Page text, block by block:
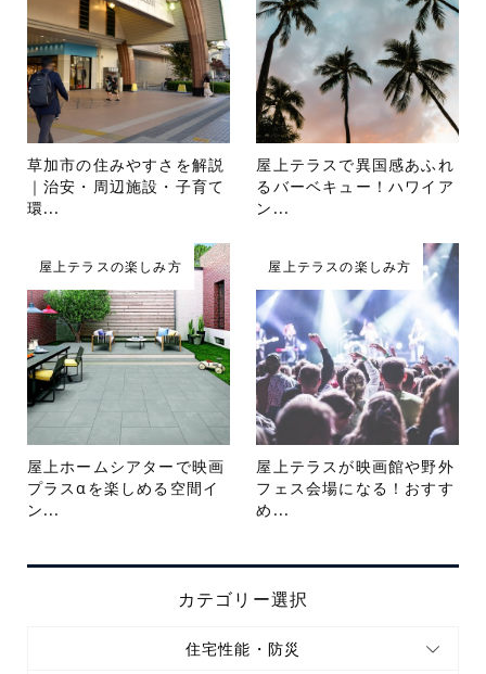
草加市の住みやすさを解説
｜治安・周辺施設・子育て
環...
屋上テラスで異国感あふれ
るバーベキュー！ハワイア
ン...
屋上テラスの楽しみ方
屋上ホームシアターで映画
プラスαを楽しめる空間イ
ン...
屋上テラスの楽しみ方
屋上テラスが映画館や野外
フェス会場になる！おすす
め...
カテゴリー選択
住宅性能・防災